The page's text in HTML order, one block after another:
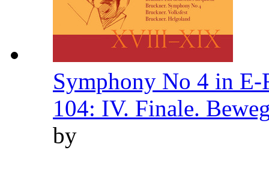
Symphony No 4 in
104: IV. Finale.
by